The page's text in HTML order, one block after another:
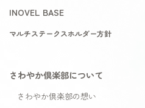
INOVEL BASE
マルチステークスホルダー方針
さわやか倶楽部について
さわやか倶楽部の想い